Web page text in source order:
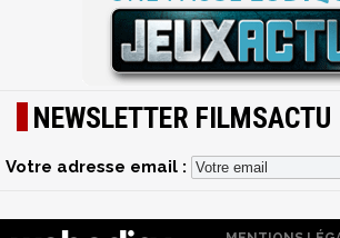
NEWSLETTER FILMSACTU
Votre adresse email :